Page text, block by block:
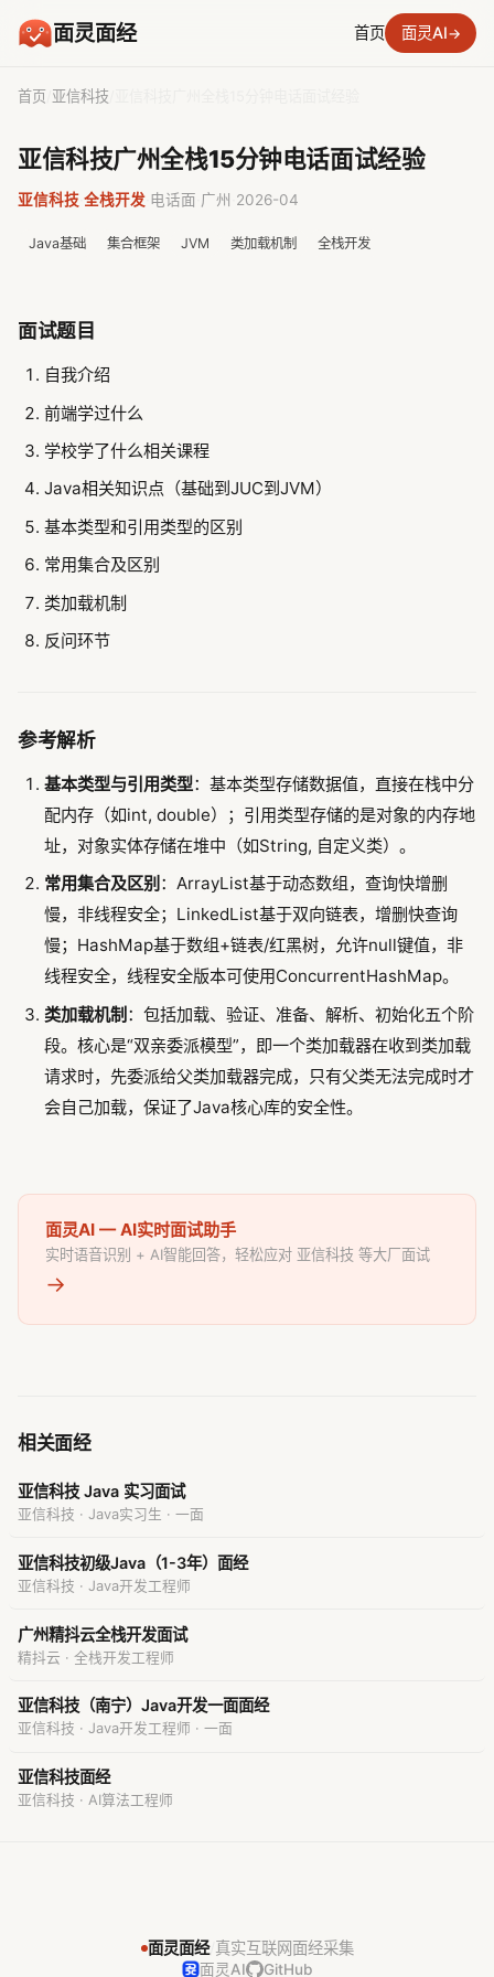
面灵面经 首页 面灵AI→
首页 亚信科技
亚信科技广州全栈15分钟电话面试经验
亚信科技 全栈开发 电话面 广州 2026-04
Java基础 集合框架 JVM 类加载机制 全栈开发
面试题目
自我介绍
前端学过什么
学校学了什么相关课程
Java相关知识点（基础到JUC到JVM）
基本类型和引用类型的区别
常用集合及区别
类加载机制
反问环节
参考解析
基本类型与引用类型：基本类型存储数据值，直接在栈中分
配内存（如int, double）；引用类型存储的是对象的内存地
址，对象实体存储在堆中（如String, 自定义类）。
常用集合及区别 ：ArrayList基于动态数组，查询快增删
慢，非线程安全；LinkedList基于双向链表，增删快查询
慢；HashMap基于数组+链表/红黑树，允许null键值，非
线程安全，线程安全版本可使用ConcurrentHashMap。
类加载机制 ：包括加载、验证、准备、解析、初始化五个阶
段。核心是“双亲委派模型”，即一个类加载器在收到类加载
请求时，先委派给父类加载器完成，只有父类无法完成时才
会自己加载，保证了Java核心库的安全性。
面灵AI — AI实时面试助手
实时语音识别 + AI智能回答，轻松应对 亚信科技 等大厂面试
→
相关面经
亚信科技 Java 实习面试
亚信科技 · Java实习生 · 一面
亚信科技初级Java（1-3年）面经
亚信科技 · Java开发工程师
广州精抖云全栈开发面试
精抖云 · 全栈开发工程师
亚信科技（南宁）Java开发一面面经
亚信科技 · Java开发工程师 · 一面
亚信科技面经
亚信科技 · AI算法工程师
面灵面经/ 真实互联网面经采集
面灵AI GitHub